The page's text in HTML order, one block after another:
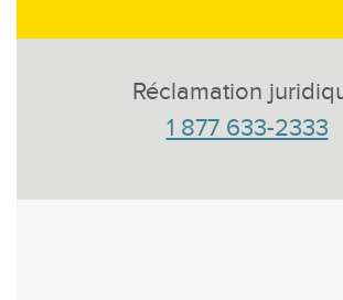
Réclamation
1 877 633-2333